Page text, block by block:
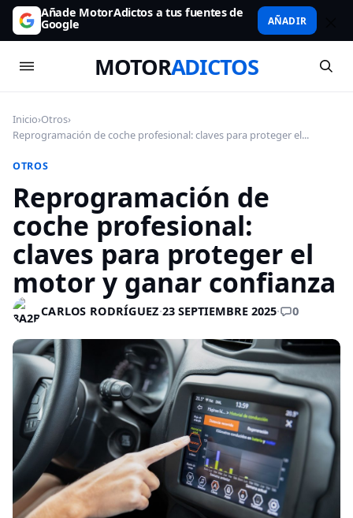
Añade MotorAdictos a tus fuentes de
Google AÑADIR
MOTORADICTOS
Inicio›Otros›
Reprogramación de coche profesional: claves para proteger el...
OTROS
Reprogramación de
coche profesional:
claves para proteger el
motor y ganar confianza
CARLOS RODRÍGUEZ·23 SEPTIEMBRE 2025· 0